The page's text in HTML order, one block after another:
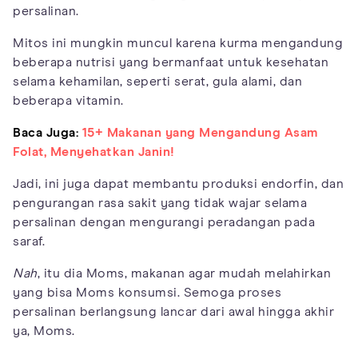
persalinan.
Mitos ini mungkin muncul karena kurma mengandung
beberapa nutrisi yang bermanfaat untuk kesehatan
selama kehamilan, seperti serat, gula alami, dan
beberapa vitamin.
Baca Juga: 15+ Makanan yang Mengandung Asam
Folat, Menyehatkan Janin!
Jadi, ini juga dapat membantu produksi endorfin, dan
pengurangan rasa sakit yang tidak wajar selama
persalinan dengan mengurangi peradangan pada
saraf.
Nah, itu dia Moms, makanan agar mudah melahirkan
yang bisa Moms konsumsi. Semoga proses
persalinan berlangsung lancar dari awal hingga akhir
ya, Moms.